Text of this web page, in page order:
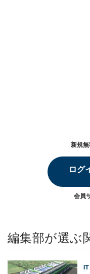
新規
ログ
会員
編集部が選ぶ